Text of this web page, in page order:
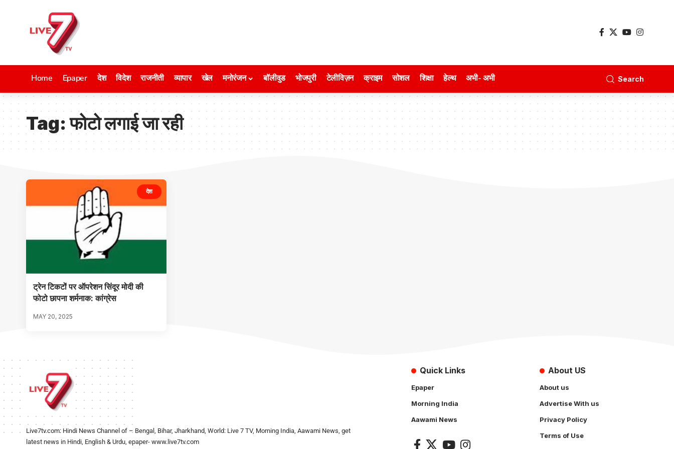
Home Epaper देश विदेश राजनीती व्यापार खेल मनोरंजन बॉलीवुड भोजपुरी टेलीविज़न क्राइम सोशल शिक्षा हेल्थ अभी- अभी Search
Tag:फोटो लगाई जा रही
देश
ट्रेन टिकटों पर ऑपरेशन सिंदूर मोदी की
फोटो छापना शर्मनाक: कांग्रेस
MAY 20, 2025
Live7tv.com: Hindi News Channel of – Bengal, Bihar, Jharkhand, World: Live 7 TV, Morning India, Aawami News, get
latest news in Hindi, English & Urdu, epaper- www.live7tv.com
Quick Links
Epaper
Morning India
Aawami News
About US
About us
Advertise With us
Privacy Policy
Terms of Use